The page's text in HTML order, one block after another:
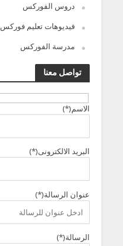
دروس الفوركس
فيديوهات تعليم فوركس
مدرسة الفوركس
تواصل معنا
الاسم(*)
البريد الالكترونى(*)
عنوان الرسالة(*)
الرسالة(*)